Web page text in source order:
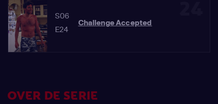
S06
E24
Challenge Accepted
OVER DE SERIE